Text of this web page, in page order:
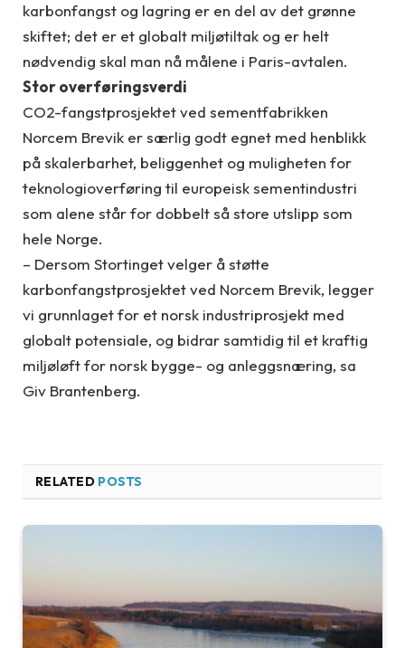
karbonfangst og lagring er en del av det grønne
skiftet; det er et globalt miljøtiltak og er helt
nødvendig skal man nå målene i Paris-avtalen.
Stor overføringsverdi
CO2-fangstprosjektet ved sementfabrikken
Norcem Brevik er særlig godt egnet med henblikk
på skalerbarhet, beliggenhet og muligheten for
teknologioverføring til europeisk sementindustri
som alene står for dobbelt så store utslipp som
hele Norge.
– Dersom Stortinget velger å støtte
karbonfangstprosjektet ved Norcem Brevik, legger
vi grunnlaget for et norsk industriprosjekt med
globalt potensiale, og bidrar samtidig til et kraftig
miljøløft for norsk bygge- og anleggsnæring, sa
Giv Brantenberg.
RELATED POSTS